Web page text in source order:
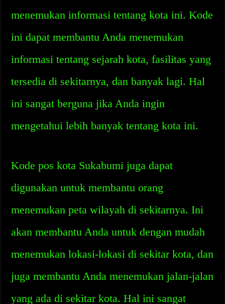
menemukan informasi tentang kota ini. Kode
ini dapat membantu Anda menemukan
informasi tentang sejarah kota, fasilitas yang
tersedia di sekitarnya, dan banyak lagi. Hal
ini sangat berguna jika Anda ingin
mengetahui lebih banyak tentang kota ini.
Kode pos kota Sukabumi juga dapat
digunakan untuk membantu orang
menemukan peta wilayah di sekitarnya. Ini
akan membantu Anda untuk dengan mudah
menemukan lokasi-lokasi di sekitar kota, dan
juga membantu Anda menemukan jalan-jalan
yang ada di sekitar kota. Hal ini sangat